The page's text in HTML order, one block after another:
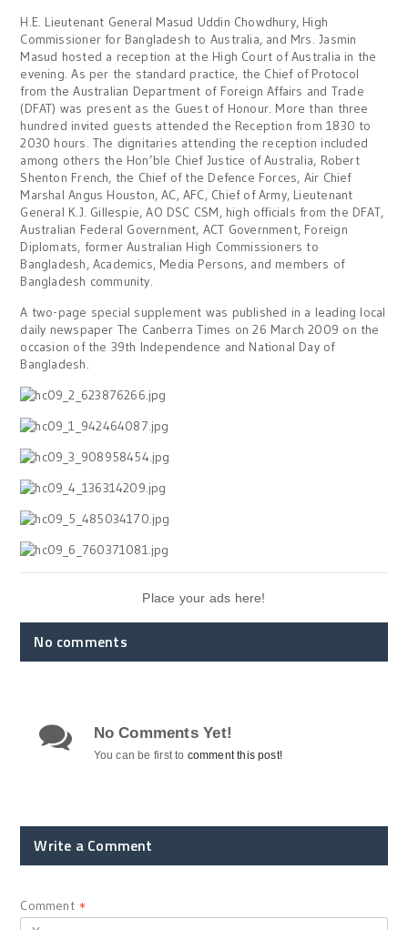
H.E. Lieutenant General Masud Uddin Chowdhury, High
Commissioner for Bangladesh to Australia, and Mrs. Jasmin
Masud hosted a reception at the High Court of Australia in the
evening. As per the standard practice, the Chief of Protocol
from the Australian Department of Foreign Affairs and Trade
(DFAT) was present as the Guest of Honour. More than three
hundred invited guests attended the Reception from 1830 to
2030 hours. The dignitaries attending the reception included
among others the Hon’ble Chief Justice of Australia, Robert
Shenton French, the Chief of the Defence Forces, Air Chief
Marshal Angus Houston, AC, AFC, Chief of Army, Lieutenant
General K.J. Gillespie, AO DSC CSM, high officials from the DFAT,
Australian Federal Government, ACT Government, Foreign
Diplomats, former Australian High Commissioners to
Bangladesh, Academics, Media Persons, and members of
Bangladesh community.
A two-page special supplement was published in a leading local
daily newspaper The Canberra Times on 26 March 2009 on the
occasion of the 39th Independence and National Day of
Bangladesh.
Place your ads here!
No comments
No Comments Yet!
You can be first to comment this post!
Write a Comment
Comment *